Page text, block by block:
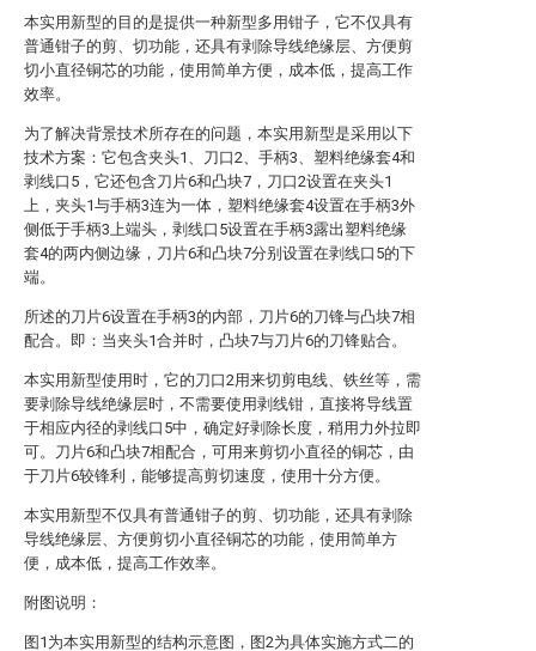
本实用新型的目的是提供一种新型多用钳子，它不仅具有
普通钳子的剪、切功能，还具有剥除导线绝缘层、方便剪
切小直径铜芯的功能，使用简单方便，成本低，提高工作
效率。
为了解决背景技术所存在的问题，本实用新型是采用以下
技术方案：它包含夹头1、刀口2、手柄3、塑料绝缘套4和
剥线口5，它还包含刀片6和凸块7，刀口2设置在夹头1
上，夹头1与手柄3连为一体，塑料绝缘套4设置在手柄3外
侧低于手柄3上端头，剥线口5设置在手柄3露出塑料绝缘
套4的两内侧边缘，刀片6和凸块7分别设置在剥线口5的下
端。
所述的刀片6设置在手柄3的内部，刀片6的刀锋与凸块7相
配合。即：当夹头1合并时，凸块7与刀片6的刀锋贴合。
本实用新型使用时，它的刀口2用来切剪电线、铁丝等，需
要剥除导线绝缘层时，不需要使用剥线钳，直接将导线置
于相应内径的剥线口5中，确定好剥除长度，稍用力外拉即
可。刀片6和凸块7相配合，可用来剪切小直径的铜芯，由
于刀片6较锋利，能够提高剪切速度，使用十分方便。
本实用新型不仅具有普通钳子的剪、切功能，还具有剥除
导线绝缘层、方便剪切小直径铜芯的功能，使用简单方
便，成本低，提高工作效率。
附图说明：
图1为本实用新型的结构示意图，图2为具体实施方式二的